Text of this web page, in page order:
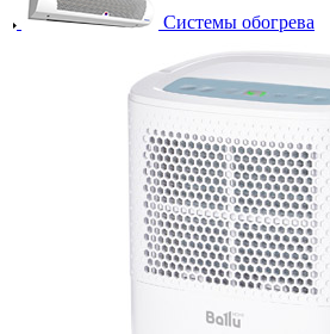
Системы обогрева